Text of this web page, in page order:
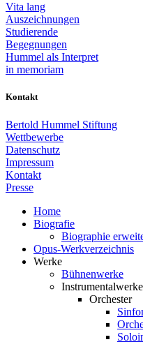
Vita lang
Auszeichnungen
Studierende
Begegnungen
Hummel als Interpret
in memoriam
Kontakt
Bertold Hummel Stiftung
Wettbewerbe
Datenschutz
Impressum
Kontakt
Presse
Home
Biografie
Biographie
Opus-Werkverzeichnis
Werke
Bühnenwerke
Instrumentalwerke
Orchester